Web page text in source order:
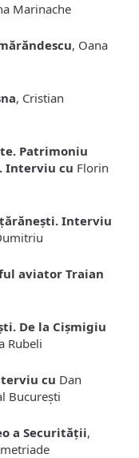
Marinache
, Oana
, Cristian
Patrimoniu
Interviu cu Florin
Interviu
aviator Traian
De la Cișmigiu
Rubeli
cu Dan
București
a Securității,